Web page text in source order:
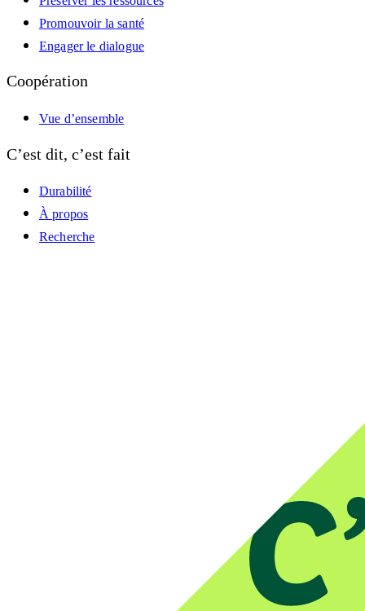
Promouvoir la santé
Engager le dialogue
Coopération
Vue d’ensemble
C’est dit, c’est fait
Durabilité
À propos
Recherche